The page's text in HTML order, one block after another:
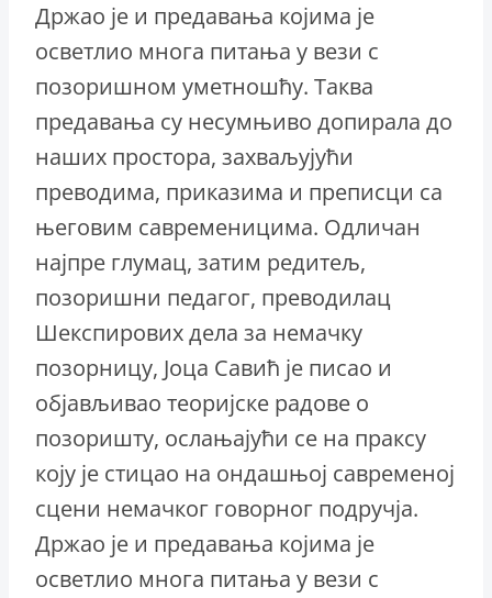
Држао је и предавања којима је
осветлио многа питања у вези с
позоришном уметношћу. Таква
предавања су несумњиво допирала до
наших простора, захваљујући
преводима, приказима и преписци са
његовим савременицима. Одличан
најпре глумац, затим редитељ,
позоришни педагог, преводилац
Шекспирових дела за немачку
позорницу, Јоца Савић је писао и
објављивао теоријске радове о
позоришту, ослањајући се на праксу
коју је стицао на ондашњој савременој
сцени немачког говорног подручја.
Држао је и предавања којима је
осветлио многа питања у вези с